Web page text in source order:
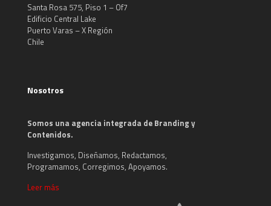
Santa Rosa 575, Piso 1 – Of7
Edificio Central Lake
Puerto Varas – X Región
Chile
Nosotros
Somos una agencia integrada de Branding y
Contenidos.
Investigamos, Diseñamos, Redactamos,
Programamos, Corregimos, Apoyamos.
Leer más